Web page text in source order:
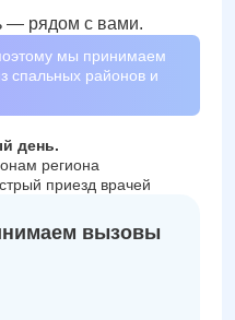
— рядом с вами.
мы принимаем
спальных районов и
день.
региона
приезд врачей
вызовы